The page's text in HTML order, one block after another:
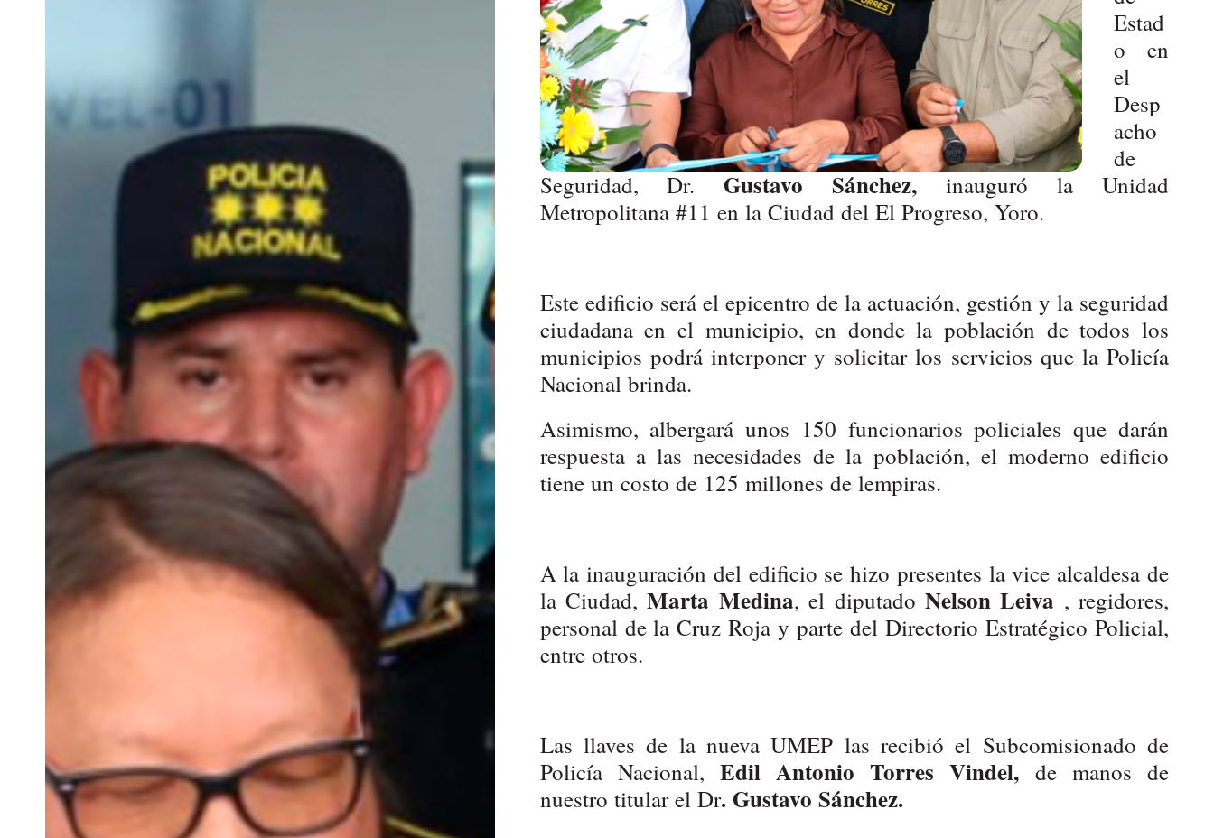
Estad
o en
el
Desp
acho
de
Seguridad, Dr. Gustavo Sánchez, inauguró la Unidad
Metropolitana #11 en la Ciudad del El Progreso, Yoro.
Este edificio será el epicentro de la actuación, gestión y la seguridad
ciudadana en el municipio, en donde la población de todos los
municipios podrá interponer y solicitar los servicios que la Policía
Nacional brinda.
Asimismo, albergará unos 150 funcionarios policiales que darán
respuesta a las necesidades de la población, el moderno edificio
tiene un costo de 125 millones de lempiras.
A la inauguración del edificio se hizo presentes la vice alcaldesa de
la Ciudad,Marta Medina, el diputado Nelson Leiva , regidores,
personal de la Cruz Roja y parte del Directorio Estratégico Policial,
entre otros.
Las llaves de la nueva UMEP las recibió el Subcomisionado de
Policía Nacional, Edil Antonio Torres Vindel, de manos de
nuestro titular el Dr. Gustavo Sánchez.